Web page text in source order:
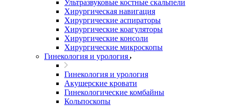
Ультразвуковые костные скальпели
Хирургическая навигация
Хирургические аспираторы
Хирургические коагуляторы
Хирургические консоли
Хирургические микроскопы
Гинекология и урология
Гинекология и урология
Акушерские кровати
Гинекологические комбайны
Кольпоскопы